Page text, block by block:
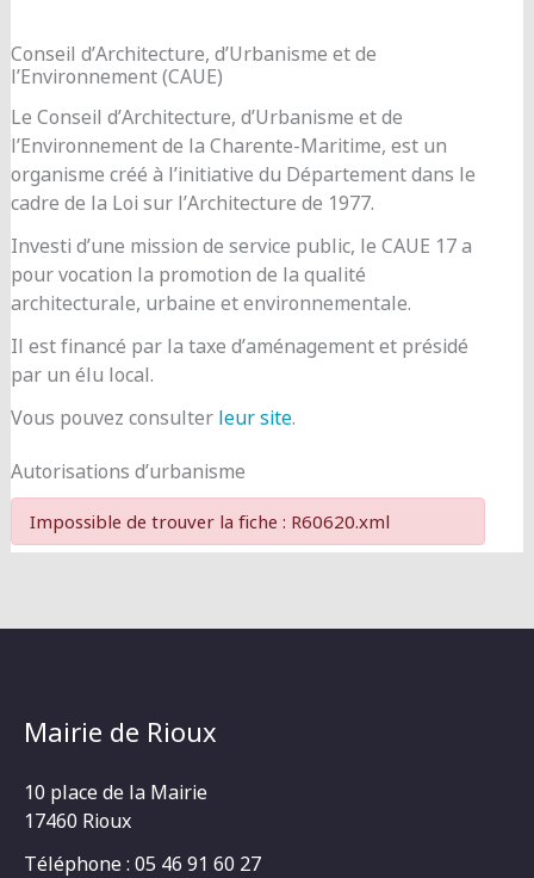
Conseil d’Architecture, d’Urbanisme et de
l’Environnement (CAUE)
Le Conseil d’Architecture, d’Urbanisme et de
l’Environnement de la Charente-Maritime, est un
organisme créé à l’initiative du Département dans le
cadre de la Loi sur l’Architecture de 1977.
Investi d’une mission de service public, le CAUE 17 a
pour vocation la promotion de la qualité
architecturale, urbaine et environnementale.
Il est financé par la taxe d’aménagement et présidé
par un élu local.
Vous pouvez consulter leur site.
Autorisations d’urbanisme
Impossible de trouver la fiche : R60620.xml
Mairie de Rioux
10 place de la Mairie
17460 Rioux
Téléphone : 05 46 91 60 27